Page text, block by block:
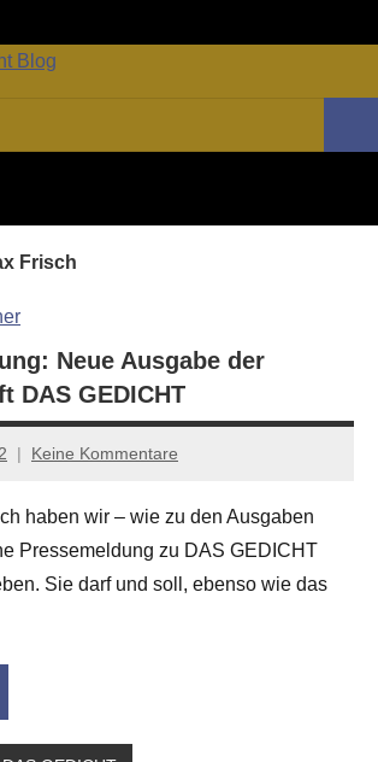
Frisch
Neue Ausgabe der
DAS GEDICHT
Keine Kommentare
haben wir – wie zu den Ausgaben
Pressemeldung zu DAS GEDICHT
Sie darf und soll, ebenso wie das